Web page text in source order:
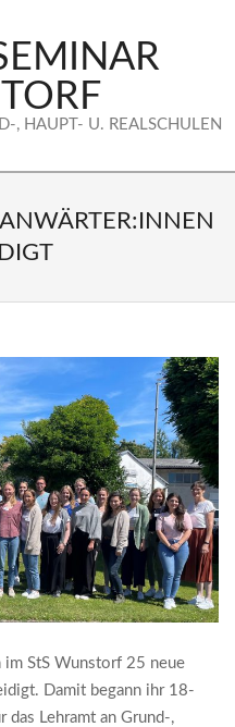
, HAUPT- U. REALSCHULEN
StS Wunstorf 25 neue
Damit begann ihr 18-
das Lehramt an Grund-,